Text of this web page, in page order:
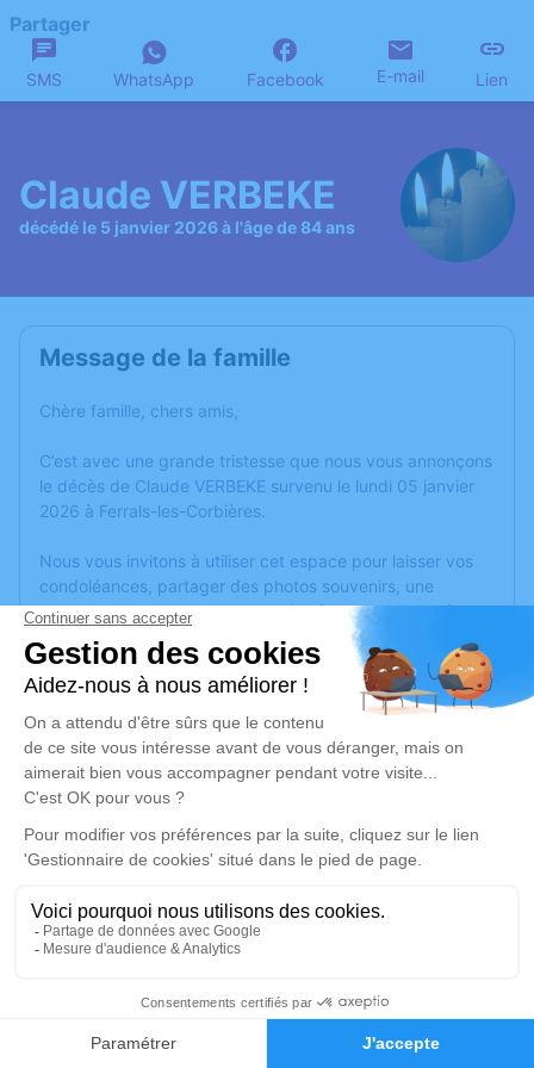
Faire-part Hommages
Partager
SMS WhatsApp Facebook E-mail Lien
Claude VERBEKE
décédé le 5 janvier 2026 à l'âge de 84 ans
Message de la famille
Chère famille, chers amis,
C’est avec une grande tristesse que nous vous annonçons
le décès de Claude VERBEKE survenu le lundi 05 janvier
2026 à Ferrals-les-Corbières.
Nous vous invitons à utiliser cet espace pour laisser vos
condoléances, partager des photos souvenirs, une
anecdote ou exprimer vos pensées à travers des poèmes
ou des textes. Cet endroit est un lieu d'expression dédié à
honorer la mémoire de Claude VERBEKE.
Un service de plantation d’arbre hommage estdisponible
lundi 12 janvier 2026 à 10h30
Crématorium de Trèbes
Rue du Commerce